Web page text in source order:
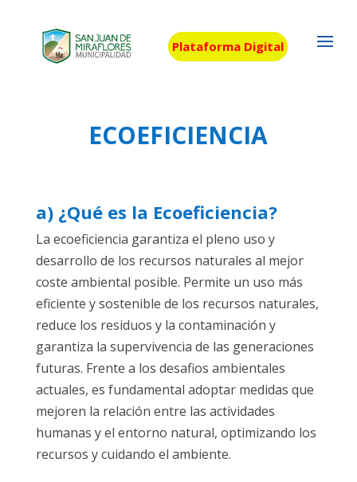
Plataforma Digital
ECOEFICIENCIA
a) ¿Qué es la Ecoeficiencia?
La ecoeficiencia garantiza el pleno uso y
desarrollo de los recursos naturales al mejor
coste ambiental posible. Permite un uso más
eficiente y sostenible de los recursos naturales,
reduce los residuos y la contaminación y
garantiza la supervivencia de las generaciones
futuras. Frente a los desafios ambientales
actuales, es fundamental adoptar medidas que
mejoren la relación entre las actividades
humanas y el entorno natural, optimizando los
recursos y cuidando el ambiente.